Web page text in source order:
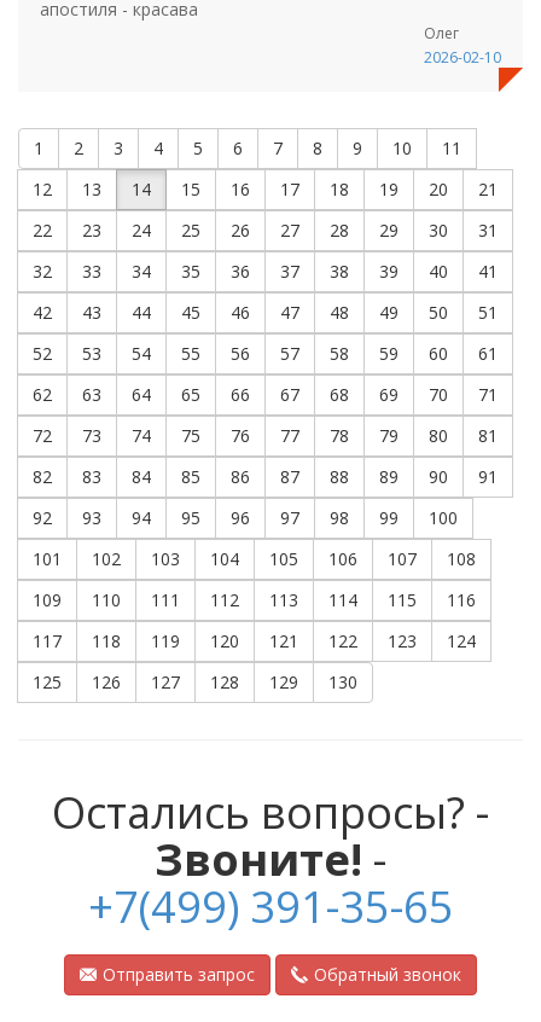
апостиля - красава
Олег
2026-02-10
1 2 3 4 5 6 7 8 9 10
11
12
13 14 15 16 17 18 19 20
21
22
23 24 25 26 27 28 29 30
31
32
33 34 35 36 37 38 39 40
41
42
43 44 45 46 47 48 49 50
51
52
53 54 55 56 57 58 59 60
61
62
63 64 65 66 67 68 69 70
71
72
73 74 75 76 77 78 79 80
81
82
83 84 85 86 87 88 89 90
91
92
93 94 95 96 97 98 99
100
101
102 103 104 105 106 107
108
109
110 111 112 113 114 115
116
117
118 119 120 121 122 123
124
125
126 127 128 129 130
Остались вопросы? -
Звоните! -
+7(499) 391-35-65
Отправить запрос Обратный звонок